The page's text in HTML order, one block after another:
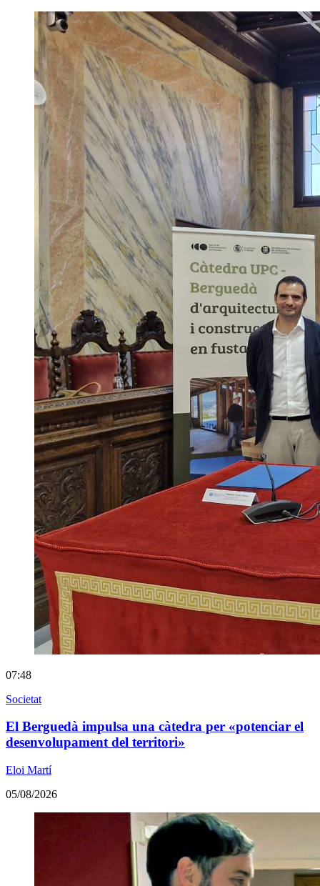
07:48
Societat
El Berguedà impulsa una càtedra per «potenciar el
desenvolupament del territori»
Eloi Martí
05/08/2026